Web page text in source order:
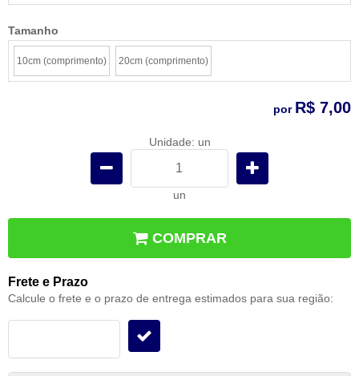
Tamanho
10cm (comprimento) 20cm (comprimento)
por R$ 7,00
Unidade: un
un
COMPRAR
Frete e Prazo
Calcule o frete e o prazo de entrega estimados para sua região: